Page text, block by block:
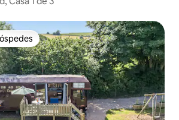
preferidos dos hóspedes